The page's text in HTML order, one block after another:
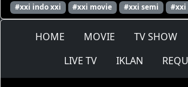
#xxi indo xxi
#xxi movie #xxi semi #xxi
HOME MOVIE TV SHOW
LIVE TV
IKLAN